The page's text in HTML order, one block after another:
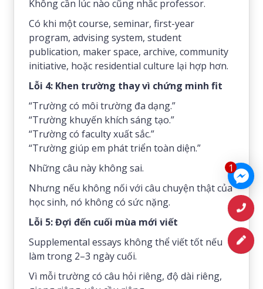
1
Không cần lúc nào cũng nhắc professor.
Có khi một course, seminar, first-year
program, advising system, student
publication, maker space, archive, community
initiative, hoặc residential culture lại hợp hơn.
Lỗi 4: Khen trường thay vì chứng minh fit
“Trường có môi trường đa dạng.”
“Trường khuyến khích sáng tạo.”
“Trường có faculty xuất sắc.”
“Trường giúp em phát triển toàn diện.”
Những câu này không sai.
Nhưng nếu không nối với câu chuyện thật của
học sinh, nó không có sức nặng.
Lỗi 5: Đợi đến cuối mùa mới viết
Supplemental essays không thể viết tốt nếu
làm trong 2–3 ngày cuối.
Vì mỗi trường có câu hỏi riêng, độ dài riêng,